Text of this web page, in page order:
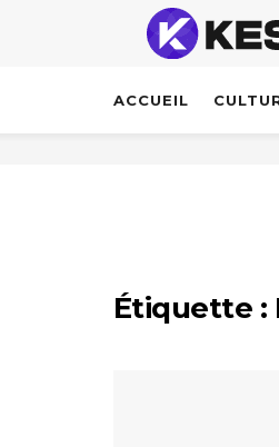
ACCUEIL
Étiquette :